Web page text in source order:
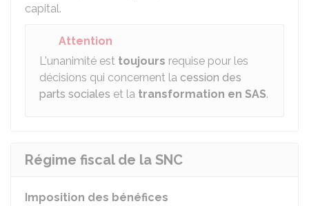
capital.
Attention
L'unanimité est toujours requise pour les
décisions qui concernent la cession des
parts sociales et la transformation en SAS.
Régime fiscal de la SNC
Imposition des bénéfices